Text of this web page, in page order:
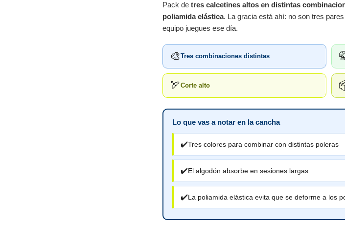
Pack de tres calcetines altos en distintas
poliamida elástica. La gracia está ahí: no son tres
equipo juegues ese día.
🎨Tres combinaciones distintas
🏹Corte alto
Lo que vas a notar en la cancha
✔️Tres colores para combinar con distintas poleras
✔️El algodón absorbe en sesiones largas
✔️La poliamida elástica evita que se deforme a los